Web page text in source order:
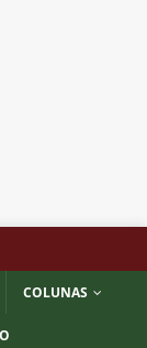
COLUNAS